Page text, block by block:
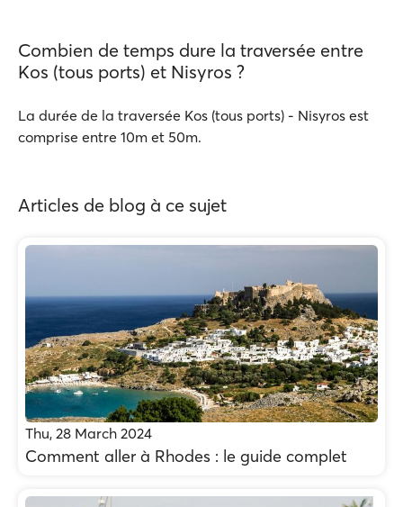
Combien de temps dure la traversée entre
Kos (tous ports) et Nisyros ?
La durée de la traversée Kos (tous ports) - Nisyros est
comprise entre 10m et 50m.
Articles de blog à ce sujet
Thu, 28 March 2024
Comment aller à Rhodes : le guide complet